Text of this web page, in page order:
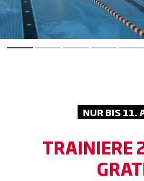
NUR BIS 11.
TRAINIERE